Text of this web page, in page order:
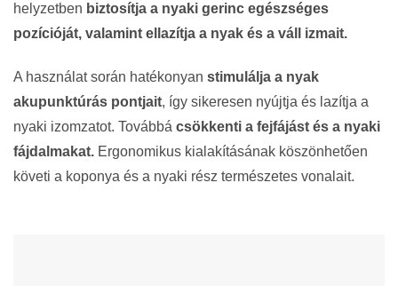
helyzetben biztosítja a nyaki gerinc egészséges
pozícióját, valamint ellazítja a nyak és a váll izmait.
A használat során hatékonyan stimulálja a nyak
akupunktúrás pontjait, így sikeresen nyújtja és lazítja a
nyaki izomzatot. Továbbá csökkenti a fejfájást és a nyaki
fájdalmakat. Ergonomikus kialakításának köszönhetően
követi a koponya és a nyaki rész természetes vonalait.